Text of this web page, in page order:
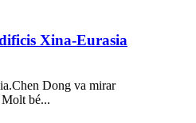
Xina-Eurasia
Dong va mirar
Molt bé...